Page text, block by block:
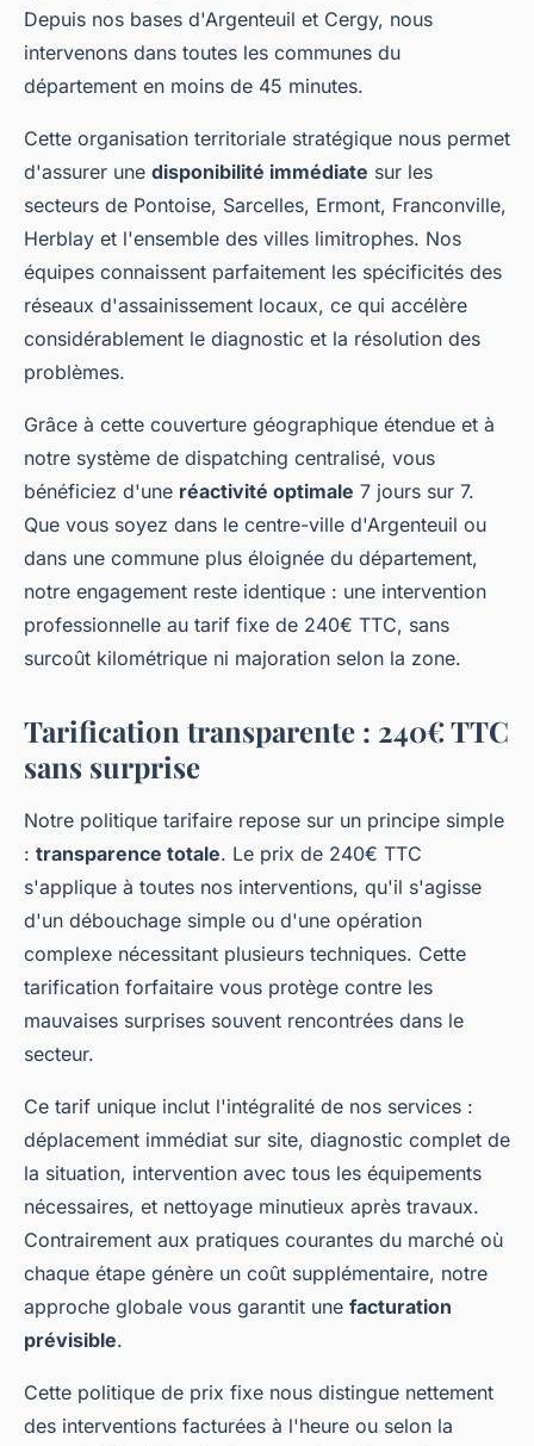
Depuis nos bases d'Argenteuil et Cergy, nous
intervenons dans toutes les communes du
département en moins de 45 minutes.
Cette organisation territoriale stratégique nous permet
d'assurer une disponibilité immédiate sur les
secteurs de Pontoise, Sarcelles, Ermont, Franconville,
Herblay et l'ensemble des villes limitrophes. Nos
équipes connaissent parfaitement les spécificités des
réseaux d'assainissement locaux, ce qui accélère
considérablement le diagnostic et la résolution des
problèmes.
Grâce à cette couverture géographique étendue et à
notre système de dispatching centralisé, vous
bénéficiez d'une réactivité optimale 7 jours sur 7.
Que vous soyez dans le centre-ville d'Argenteuil ou
dans une commune plus éloignée du département,
notre engagement reste identique : une intervention
professionnelle au tarif fixe de 240€ TTC, sans
surcoût kilométrique ni majoration selon la zone.
Tarification transparente : 240€ TTC
sans surprise
Notre politique tarifaire repose sur un principe simple
: transparence totale. Le prix de 240€ TTC
s'applique à toutes nos interventions, qu'il s'agisse
d'un débouchage simple ou d'une opération
complexe nécessitant plusieurs techniques. Cette
tarification forfaitaire vous protège contre les
mauvaises surprises souvent rencontrées dans le
secteur.
Ce tarif unique inclut l'intégralité de nos services :
déplacement immédiat sur site, diagnostic complet de
la situation, intervention avec tous les équipements
nécessaires, et nettoyage minutieux après travaux.
Contrairement aux pratiques courantes du marché où
chaque étape génère un coût supplémentaire, notre
approche globale vous garantit une facturation
prévisible.
Cette politique de prix fixe nous distingue nettement
des interventions facturées à l'heure ou selon la